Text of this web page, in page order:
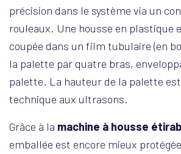
précision dans le système via un
rouleaux. Une housse en plastique
coupée dans un film tubulaire (en
la palette par quatre bras,
palette. La hauteur de la palette
technique aux ultrasons.
Grâce à la machine à housse
emballée est encore mieux